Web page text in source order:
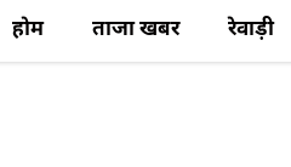
होम ताजा खबर रेवाड़ी